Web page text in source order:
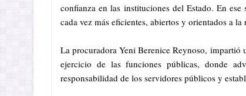
confianza en las instituciones del Estado. En
cada vez más eficientes, abiertos y orientados a
La procuradora Yeni Berenice Reynoso, impartió
ejercicio de las funciones públicas, donde
responsabilidad de los servidores públicos y